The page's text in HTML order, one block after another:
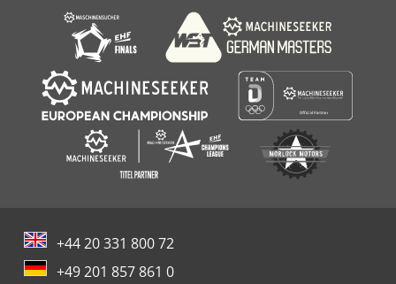
+44 20 331 800 72
+49 201 857 861 0